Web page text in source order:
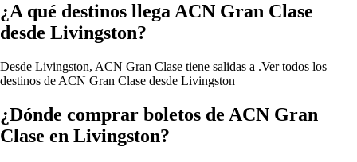
¿A qué destinos llega ACN Gran Clase
desde Livingston?
Desde Livingston, ACN Gran Clase tiene salidas a .Ver todos los
destinos de ACN Gran Clase desde Livingston
¿Dónde comprar boletos de ACN Gran
Clase en Livingston?